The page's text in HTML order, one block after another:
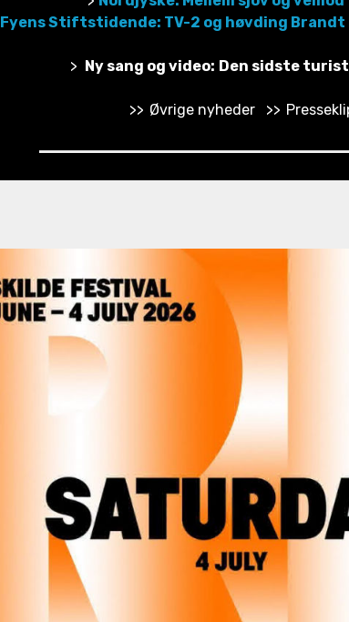
Fyens Stiftstidende: TV-2 og høvding Brandt
> Ny sang og video: Den sidste turist
>> Øvrige nyheder >>